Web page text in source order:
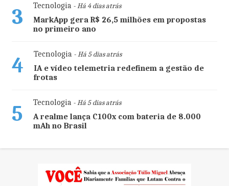
3 Tecnologia- Há 4 dias atrás
MarkApp gera R$ 26,5 milhões em propostas
no primeiro ano
4 Tecnologia- Há 5 dias atrás
IA e vídeo telemetria redefinem a gestão de
frotas
5 Tecnologia- Há 5 dias atrás
A realme lança C100x com bateria de 8.000
mAh no Brasil